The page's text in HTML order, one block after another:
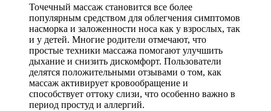
Точечный массаж становится все более
популярным средством для облегчения симптомов
насморка и заложенности носа как у взрослых, так
и у детей. Многие родители отмечают, что
простые техники массажа помогают улучшить
дыхание и снизить дискомфорт. Пользователи
делятся положительными отзывами о том, как
массаж активирует кровообращение и
способствует оттоку слизи, что особенно важно в
период простуд и аллергий.